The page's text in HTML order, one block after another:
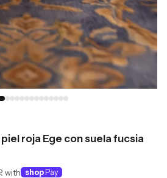
roja Ege con suela fucsia
with shop Pay